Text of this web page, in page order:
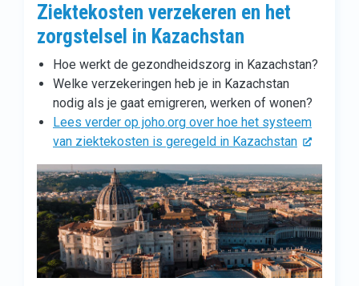
Ziektekosten verzekeren en het
zorgstelsel in Kazachstan
Hoe werkt de gezondheidszorg in Kazachstan?
Welke verzekeringen heb je in Kazachstan
nodig als je gaat emigreren, werken of wonen?
Lees verder op joho.org over hoe het systeem
van ziektekosten is geregeld in Kazachstan